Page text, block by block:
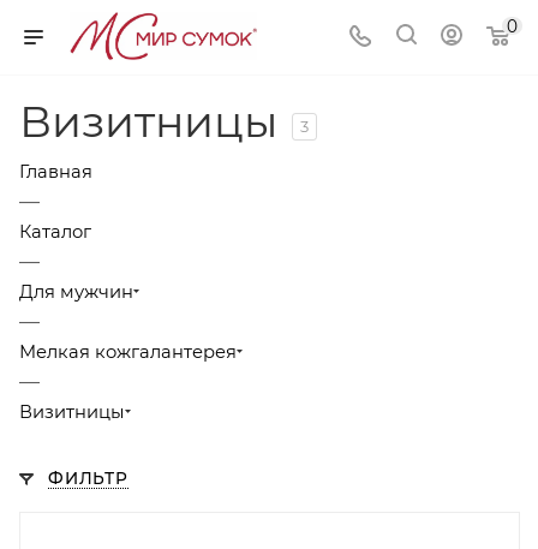
0
Визитницы 3
Главная
—
Каталог
—
Для мужчин
—
Мелкая кожгалантерея
—
Визитницы
ФИЛЬТР